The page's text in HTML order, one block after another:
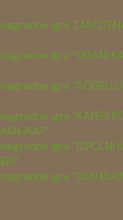
igre
igre "UGANI
igre "SODELUJ
igre "KATERI
igre "IZPOLNI
igre "DAN